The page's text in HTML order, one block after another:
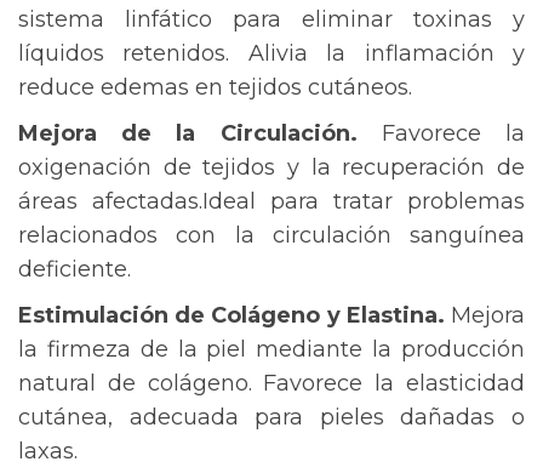
sistema linfático para eliminar toxinas y
líquidos retenidos. Alivia la inflamación y
reduce edemas en tejidos cutáneos.
Mejora de la Circulación. Favorece la
oxigenación de tejidos y la recuperación de
áreas afectadas.Ideal para tratar problemas
relacionados con la circulación sanguínea
deficiente.
Estimulación de Colágeno y Elastina. Mejora
la firmeza de la piel mediante la producción
natural de colágeno. Favorece la elasticidad
cutánea, adecuada para pieles dañadas o
laxas.